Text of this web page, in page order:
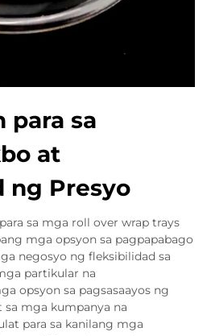
para sa
at
ng Presyo
sa mga roll over wrap trays
mga opsyon sa pagpapabago
negosyo ng fleksibilidad sa
partikular na
opsyon sa pagsasaayos ng
mga kumpanya na
para sa kanilang mga